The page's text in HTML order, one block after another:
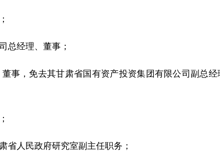
经理、董事；
，免去其甘肃省国有资产投资集团有限公司副总经
人民政府研究室副主任职务；